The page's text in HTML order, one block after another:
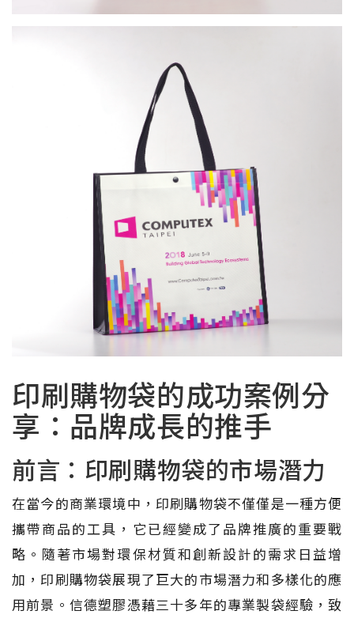
印刷購物袋的成功案例分
享：品牌成長的推手
前言：印刷購物袋的市場潛力
在當今的商業環境中，印刷購物袋不僅僅是一種方便
攜帶商品的工具，它已經變成了品牌推廣的重要戰
略。隨著市場對環保材質和創新設計的需求日益增
加，印刷購物袋展現了巨大的市場潛力和多樣化的應
用前景。信德塑膠憑藉三十多年的專業製袋經驗，致